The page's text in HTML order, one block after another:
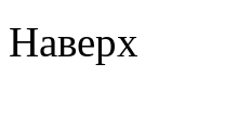
Наверх